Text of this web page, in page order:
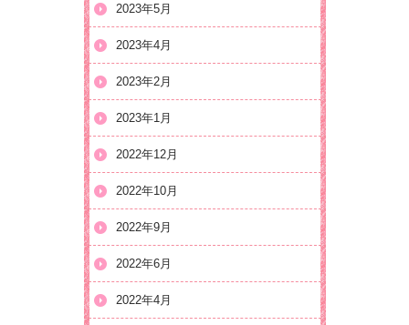
2023年5月
2023年4月
2023年2月
2023年1月
2022年12月
2022年10月
2022年9月
2022年6月
2022年4月